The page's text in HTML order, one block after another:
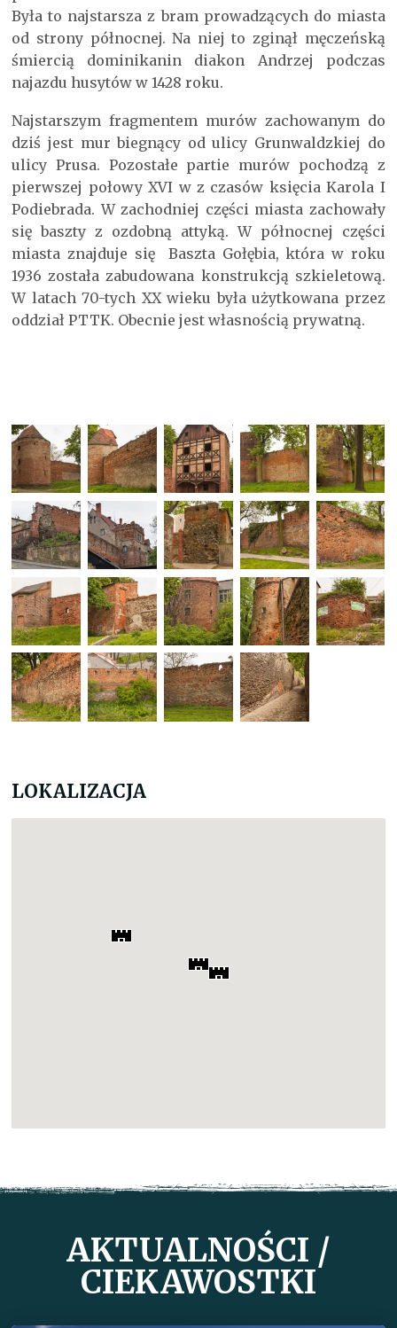
Była to najstarsza z bram prowadzących do miasta
od strony północnej. Na niej to zginął męczeńską
śmiercią dominikanin diakon Andrzej podczas
najazdu husytów w 1428 roku.
Najstarszym fragmentem murów zachowanym do
dziś jest mur biegnący od ulicy Grunwaldzkiej do
ulicy Prusa. Pozostałe partie murów pochodzą z
pierwszej połowy XVI w z czasów księcia Karola I
Podiebrada. W zachodniej części miasta zachowały
się baszty z ozdobną attyką. W północnej części
miasta znajduje się Baszta Gołębia, która w roku
1936 została zabudowana konstrukcją szkieletową.
W latach 70-tych XX wieku była użytkowana przez
oddział PTTK. Obecnie jest własnością prywatną.
LOKALIZACJA
AKTUALNOŚCI /
CIEKAWOSTKI